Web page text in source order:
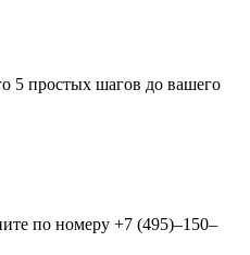
5 простых шагов до вашего
по номеру +7 (495)–150–